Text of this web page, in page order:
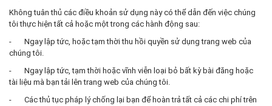
Không tuân thủ các điều khoản sử dụng này có thể dẫn đến việc chúng
tôi thực hiện tất cả hoặc một trong các hành động sau:
- Ngay lập tức, hoặc tạm thời thu hồi quyền sử dụng trang web của
chúng tôi.
- Ngay lập tức, tạm thời hoặc vĩnh viễn loại bỏ bất kỳ bài đăng hoặc
tài liệu mà bạn tải lên trang web của chúng tôi.
- Các thủ tục pháp lý chống lại bạn để hoàn trả tất cả các chi phí trên